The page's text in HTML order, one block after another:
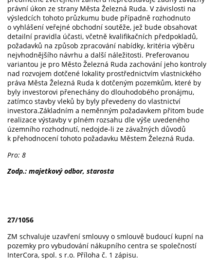
právní úkon ze strany Města Železná Ruda. V závislosti na
výsledcích tohoto průzkumu bude případně rozhodnuto
o vyhlášení veřejné obchodní soutěže, jež bude obsahovat
detailní pravidla účasti, včetně kvalifikačních předpokladů,
požadavků na způsob zpracování nabídky, kritéria výběru
nejvhodnějšího návrhu a další náležitosti. Preferovanou
variantou je pro Město Železná Ruda zachování jeho kontroly
nad rozvojem dotčené lokality prostřednictvím vlastnického
práva Města Železná Ruda k dotčeným pozemkům, které by
byly investorovi přenechány do dlouhodobého pronájmu,
zatímco stavby vleků by byly převedeny do vlastnictví
investora.Základním a neměnným požadavkem přitom bude
realizace výstavby v plném rozsahu dle výše uvedeného
územního rozhodnutí, nedojde-li ze závažných důvodů
k přehodnocení tohoto požadavku Městem Železná Ruda.
Pro: 8
Zodp.: majetkový odbor, starosta
27/1056
ZM schvaluje uzavření smlouvy o smlouvě budoucí kupní na
pozemky pro vybudování nákupního centra se společností
InterCora, spol. s r.o. Příloha č. 1 zápisu.